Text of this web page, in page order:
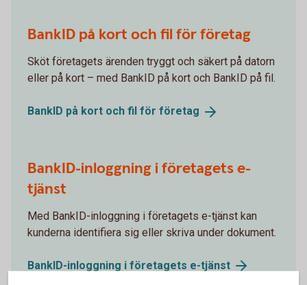
BankID på kort och fil för företag
Sköt företagets ärenden tryggt och säkert på datorn
eller på kort – med BankID på kort och BankID på fil.
BankID på kort och fil för företag
BankID-inloggning i företagets e-
tjänst
Med BankID-inloggning i företagets e-tjänst kan
kunderna identifiera sig eller skriva under dokument.
BankID-inloggning i företagets e-tjänst